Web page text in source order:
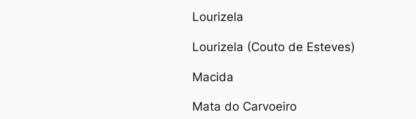
Lourizela
Lourizela (Couto de Esteves)
Macida
Mata do Carvoeiro